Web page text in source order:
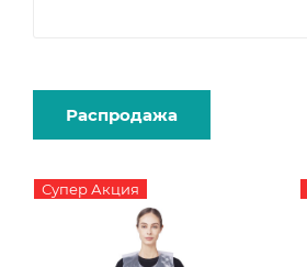
Распродажа
Супер Акция